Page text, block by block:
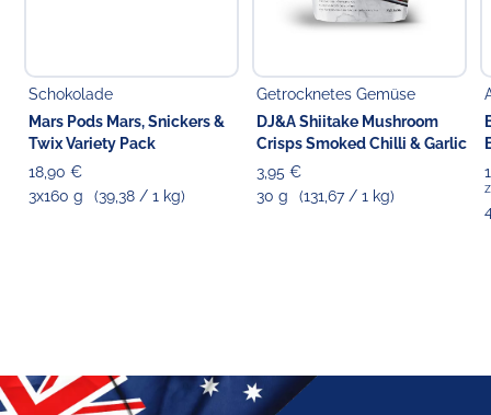
Schokolade
Mars Pods Mars, Snickers &
Twix Variety Pack
18,90 €
3x160 g
(39,38 / 1 kg)
Getrocknetes Gemüse
DJ&A Shiitake Mushroom
Crisps Smoked Chilli & Garlic
3,95 €
30 g
(131,67 / 1 kg)